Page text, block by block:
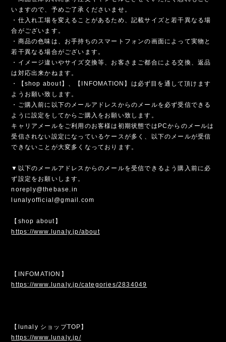
いますので、予めご了承くださいませ。
・仕入れ工場を変えることがあるため、記載サイズと若干異なる場
合がございます。
・商品の色味は、お手持ちのスマートフォンの画面によって実物と
若干異なる場合がございます。
・イメージ違いやサイズ交換等、お客さまご都合による交換、返品
は対応出来かねます。
・【shop about】、【INFOMATION】は必ず目を通して頂けます
ようお願い致します。
・ご購入前に以下のメールアドレスからのメールを必ず受信できる
ように設定をしてからご購入をお願い致します。
キャリアメールをご利用のお客様は初期状態ではPCからのメールは
受信されない設定になっているケースが多く、以下のメールが受信
できないことが大変多くなっております。
▼以下のメールアドレスからのメールを受信できるよう購入前に必
ず設定をお願いします。
noreply@thebase.in
lunalyofficial@gmail.com
【shop about】
https://www.lunaly.jp/about
【INFOMATION】
https://www.lunaly.jp/categories/2834049
【lunaly ショップTOP】
https://www.lunaly.jp/